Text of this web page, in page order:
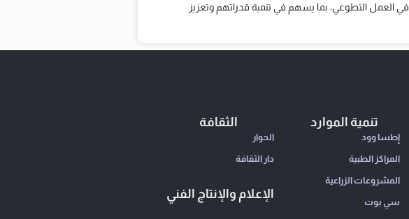
في العمل التطوعي، بما يسهم في تنمية قدراتهم وتعزيز
تنمية الموارد
إطسا وود
المراكز الطبية
المشروعات الزراعية
سي بوت
الثقافة
الحوار
دار الثقافة
الإعلام والإنتاج الفني